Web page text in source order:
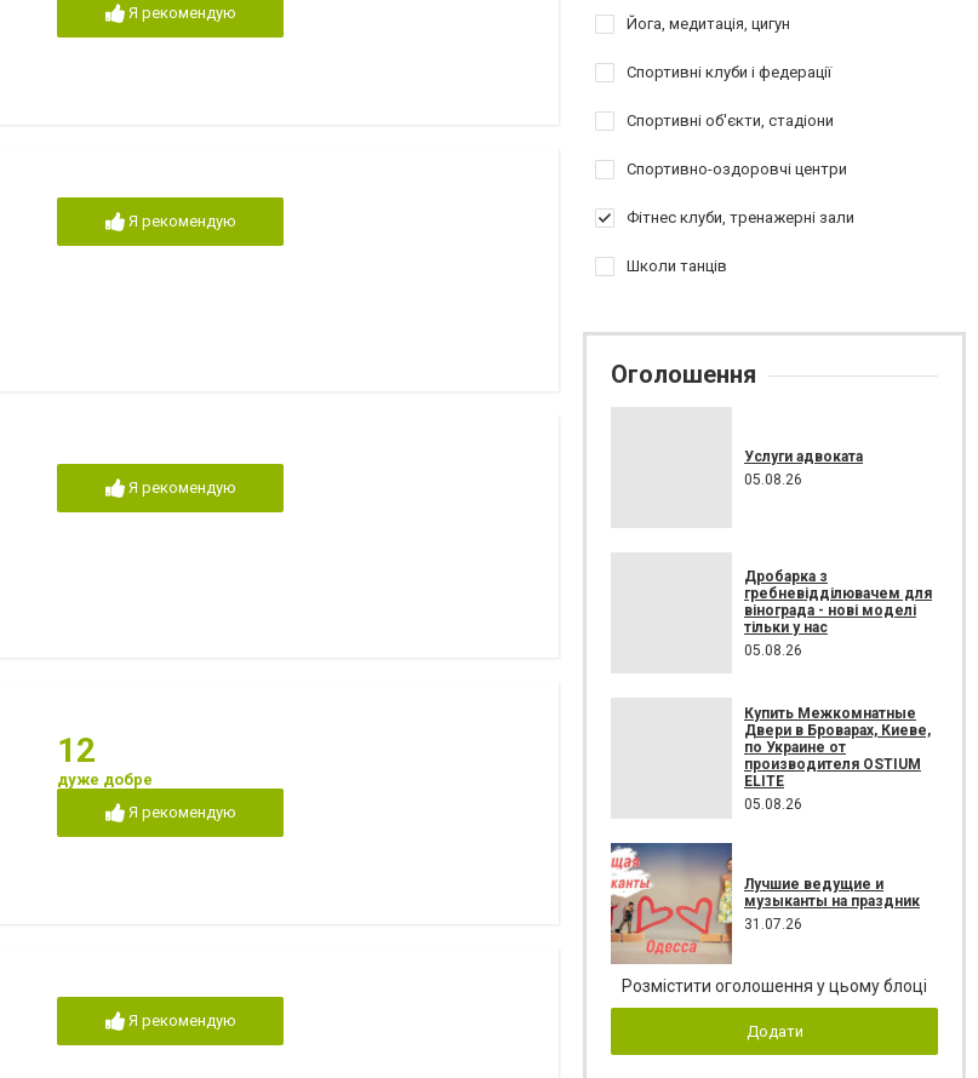
Я рекомендую
Я рекомендую
Я рекомендую
12
дуже добре
Я рекомендую
Я рекомендую
Йога, медитація, цигун
Спортивні клуби і федерації
Спортивні об'єкти, стадіони
Спортивно-оздоровчі центри
Фітнес клуби, тренажерні зали
Школи танців
Оголошення
Услуги адвоката
05.08.26
Дробарка з
гребневідділювачем для
вінограда - нові моделі
тільки у нас
05.08.26
Купить Межкомнатные
Двери в Броварах, Киеве,
по Украине от
производителя OSTIUM
ELITE
05.08.26
Лучшие ведущие и
музыканты на праздник
31.07.26
Розмістити оголошення у цьому блоці
Додати